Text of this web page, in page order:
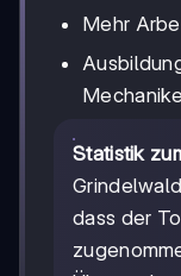
Mehr
Statistik
dass der